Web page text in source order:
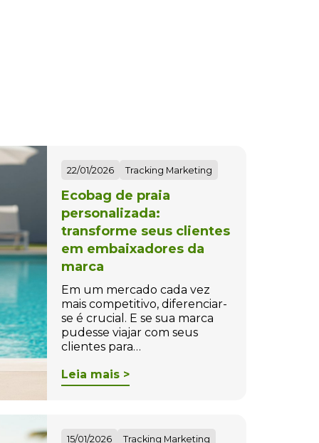
22/01/2026 Tracking Marketing
Ecobag de praia
personalizada:
transforme seus clientes
em embaixadores da
marca
Em um mercado cada vez
mais competitivo, diferenciar-
se é crucial. E se sua marca
pudesse viajar com seus
clientes para…
Leia mais >
15/01/2026 Tracking Marketing